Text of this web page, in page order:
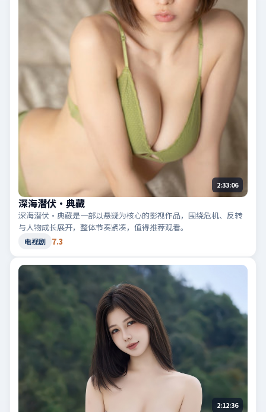
2:33:06
深海潜伏·典藏
深海潜伏·典藏是一部以悬疑为核心的影视作品，围绕危机、反转
与人物成长展开，整体节奏紧凑，值得推荐观看。
电视剧 7.3
2:12:36